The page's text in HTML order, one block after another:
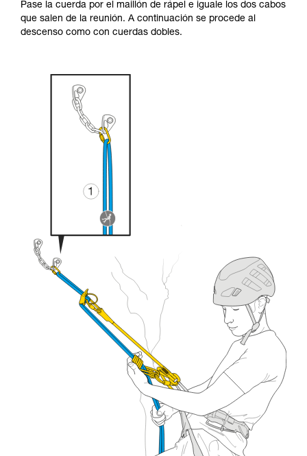
Pase la cuerda por el maillón de rápel e iguale los dos cabos
que salen de la reunión. A continuación se procede al
descenso como con cuerdas dobles.